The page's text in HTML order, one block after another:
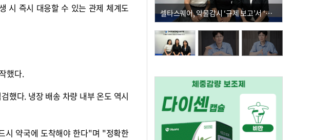
시 즉시 대응할 수 있는 관제 체계도
했다.
했다. 냉장 배송 차량 내부 온도 역시
시 약국에 도착해야 한다"며 "정확한
셀타스퀘어, 약물감시 ‘규제 보고’서 ‘데이터 의사결정’으로 "PVX 전환 요구 커진다"